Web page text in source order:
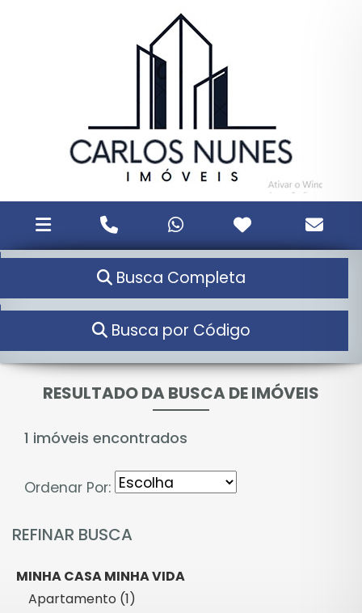
Busca Completa
Busca por Código
RESULTADO DA BUSCA DE IMÓVEIS
1 imóveis encontrados
Ordenar Por:
REFINAR BUSCA
MINHA CASA MINHA VIDA
Apartamento (1)